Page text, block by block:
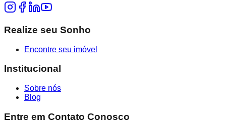
Realize seu Sonho
Encontre seu imóvel
Institucional
Sobre nós
Blog
Entre em Contato Conosco